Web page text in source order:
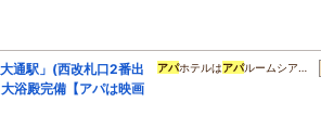
大通駅」(西改札口2番出
浴殿完備【アパは映画
アパホテルはアパルームシア…